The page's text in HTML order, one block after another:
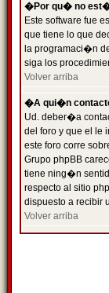
�Por qu� no
Este software fue
que tiene lo que
la programaci�n
siga los
Volver arriba
�A qui�n
Ud. deber�a
del foro y que el le
este foro corre
Grupo phpBB
tiene ning�n
respecto al sitio
dispuesto a recibir
Volver arriba